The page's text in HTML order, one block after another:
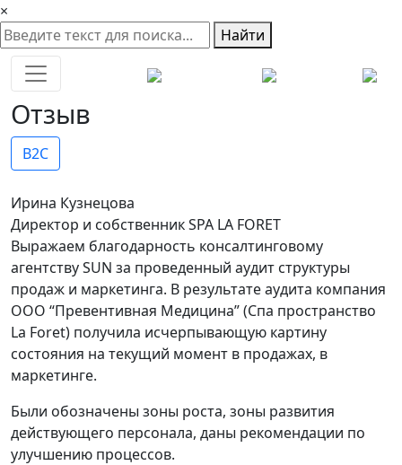
×
Найти
Отзыв
B2C
Ирина Кузнецова
Директор и собственник SPA LA FORET
Выражаем благодарность консалтинговому
агентству SUN за проведенный аудит структуры
продаж и маркетинга. В результате аудита компания
ООО “Превентивная Медицина” (Спа пространство
La Foret) получила исчерпывающую картину
состояния на текущий момент в продажах, в
маркетинге.
Были обозначены зоны роста, зоны развития
действующего персонала, даны рекомендации по
улучшению процессов.